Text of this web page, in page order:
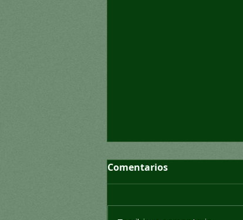
Comentarios